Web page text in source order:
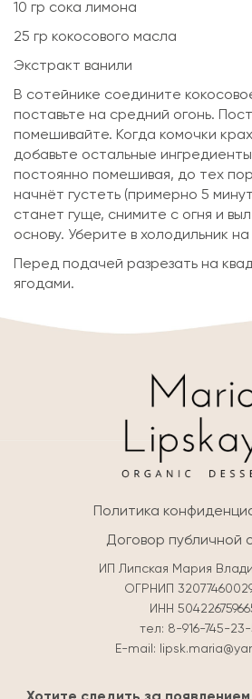
10 гр сока лимона
25 гр кокосового масла
Экстракт ванили
В сотейнике соедините
поставьте на средний огонь.
помешивайте. Когда комочки
добавьте остальные
постоянно помешивая, до тех
начнёт густеть (примерно 5
станет гуще, снимите с огня и
основу. Уберите в холодильник
Перед подачей разрезать на
ягодами.
Политика
Договор публичной
ИП Липская Мария
ОГРНИП
ИНН
тел: 8-916-745-
E-mail: